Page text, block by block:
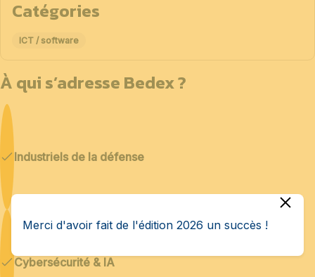
Catégories
ICT / software
À qui s’adresse Bedex ?
Industriels de la défense
Cybersécurité & IA
Merci d'avoir fait de l'édition 2026 un succès !